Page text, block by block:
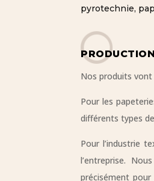
pyrotechnie,
Nos produits vont
Pour les
différents types
Pour l’industrie
l’entreprise.
précisément